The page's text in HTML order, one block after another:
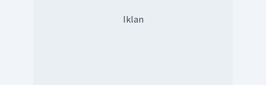
Iklan